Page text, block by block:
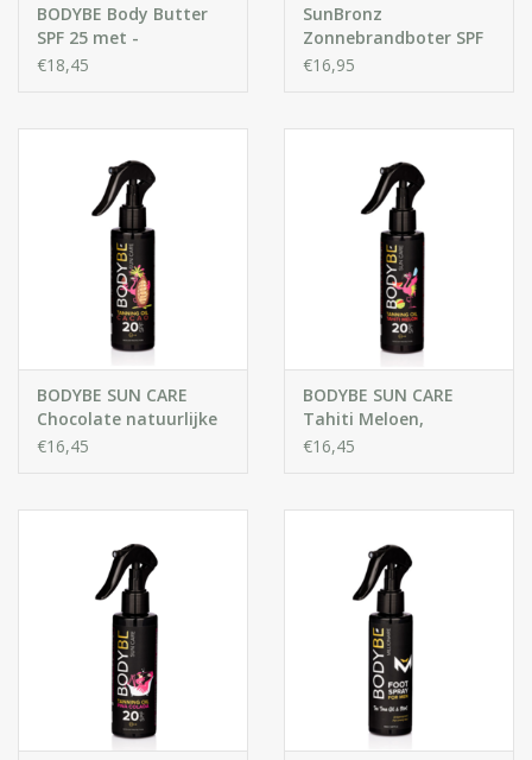
BODYBE Body Butter
SPF 25 met -
Glinsterend Effect -
€18,45
SunBronz
Zonnebrandboter SPF
25 – Met passievrucht
€16,95
BODYBE SUN CARE
Chocolate natuurlijke
Zonnebrandolie, SPF20
€16,45
BODYBE SUN CARE
Tahiti Meloen,
natuurlijke
€16,45